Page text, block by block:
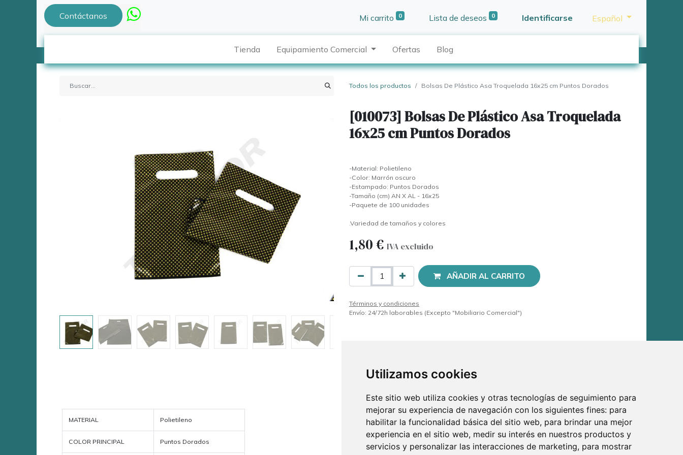
Utilizamos cookies
Este sitio web utiliza cookies y otras tecnologías de seguimiento para
mejorar su experiencia de navegación con los siguientes fines: para
habilitar la funcionalidad básica del sitio web, para brindar una mejor
experiencia en el sitio web, medir su interés en nuestros productos y
servicios y personalizar las interacciones de marketing, para mostrar
Contáctanos Mi carrito 0 Lista de deseos 0 Identificarse Español
Tienda Equipamiento Comercial Ofertas Blog
Todos los productos Bolsas De Plástico Asa Troquelada 16x25 cm Puntos Dorados
[010073] Bolsas De Plástico Asa Troquelada
16x25 cm Puntos Dorados
-Material: Polietileno
-Color: Marrón oscuro
-Estampado: Puntos Dorados
-Tamaño (cm) AN X AL - 16x25
-Paquete de 100 unidades
.Variedad de tamaños y colores
1,80€ IVA excluido
AÑADIR AL CARRITO
Términos y condiciones
Envío: 24/72h laborables (Excepto "Mobiliario Comercial")
MATERIAL Polietileno
COLOR PRINCIPAL Puntos Dorados